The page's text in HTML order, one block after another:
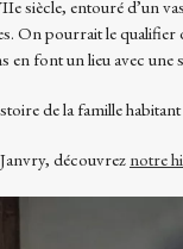
siècle, entouré d’un
On pourrait le
en font un lieu avec
de la famille
découvrez notre